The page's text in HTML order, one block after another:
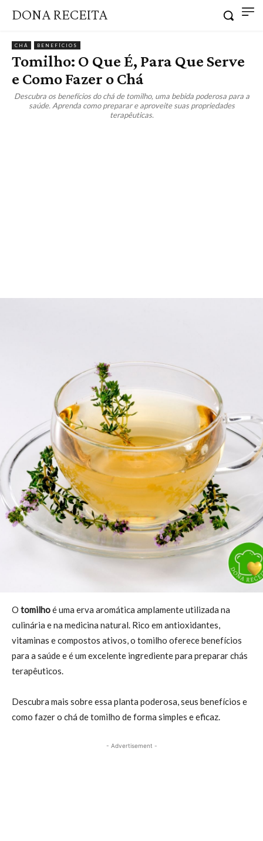
DONA RECEITA
CHÁ BENEFÍCIOS
Tomilho: O Que É, Para Que Serve
e Como Fazer o Chá
Descubra os benefícios do chá de tomilho, uma bebida poderosa para a
saúde. Aprenda como preparar e aproveite suas propriedades
terapêuticas.
O tomilhoé uma erva aromática amplamente utilizada na
culinária e na medicina natural. Rico em antioxidantes,
vitaminas e compostos ativos, o tomilho oferece benefícios
para a saúde e é um excelente ingrediente para preparar chás
terapêuticos.
Descubra mais sobre essa planta poderosa, seus benefícios e
como fazer o chá de tomilho de forma simples e eficaz.
- Advertisement -